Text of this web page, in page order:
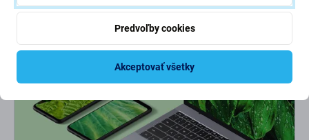
Predvoľby cookies
Akceptovať všetky